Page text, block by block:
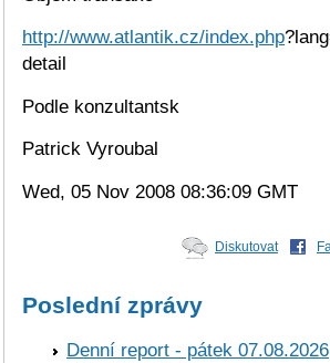
http://www.atlantik.cz/index.php
detail
Podle konzultantsk
Patrick Vyroubal
Wed, 05 Nov 2008 08:36:09 GMT
Diskutovat
Poslední zprávy
Denní report - pátek 07.08.2026